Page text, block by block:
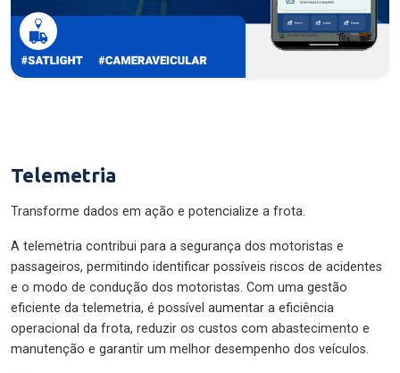
Telemetria
Transforme dados em ação e potencialize a frota.
A telemetria contribui para a segurança dos motoristas e
passageiros, permitindo identificar possíveis riscos de acidentes
e o modo de condução dos motoristas. Com uma gestão
eficiente da telemetria, é possível aumentar a eficiência
operacional da frota, reduzir os custos com abastecimento e
manutenção e garantir um melhor desempenho dos veículos.